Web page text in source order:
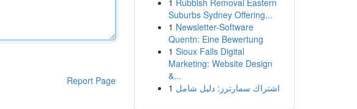
Report Page
1 Rubbish Removal Eastern
Suburbs Sydney Offering...
1 Newsletter-Software
Quentn: Eine Bewertung
1 Sioux Falls Digital
Marketing: Website Design
&...
1 اشتراك سمارترز: دليل شامل